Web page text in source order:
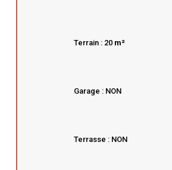
Terrain : 20 m²
Garage : NON
Terrasse : NON